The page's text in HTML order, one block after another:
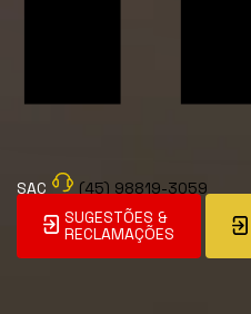
SAC
(45) 98819-3059
SUGESTÕES &
RECLAMAÇÕES